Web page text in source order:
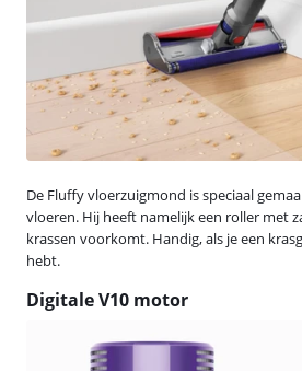
De Fluffy vloerzuigmond is speciaal
vloeren. Hij heeft namelijk een roller met
krassen voorkomt. Handig, als je een
hebt.
Digitale V10 motor